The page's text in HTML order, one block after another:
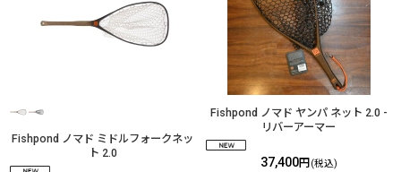
Fishpond ノマド ミドルフォークネッ
ト 2.0
Fishpond ノマド ヤンパ ネット 2.0 -
リバーアーマー
37,400円 (税込)